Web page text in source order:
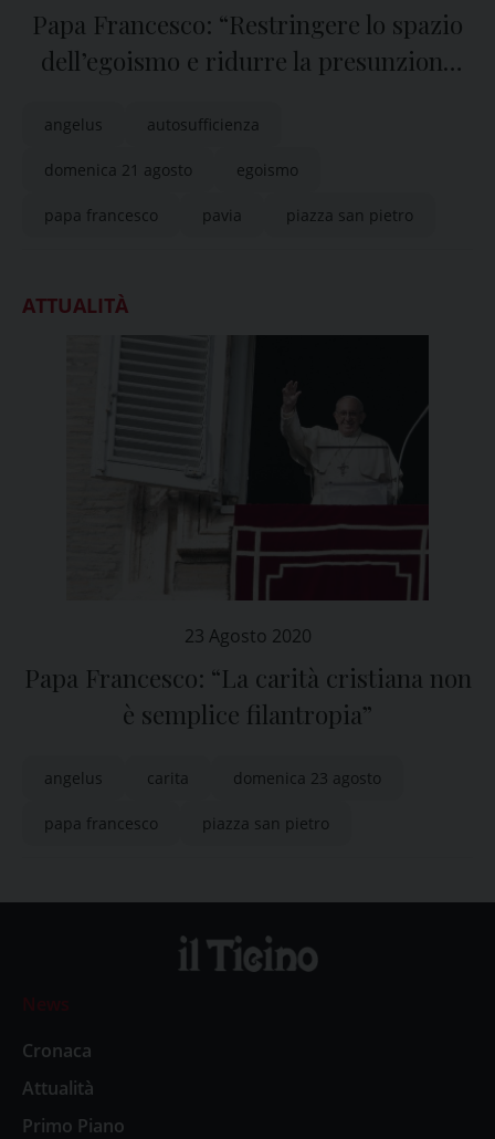
Papa Francesco: “Restringere lo spazio
dell’egoismo e ridurre la presunzione
angelus autosufficienza
domenica 21 agosto egoismo
papa francesco pavia piazza san pietro
ATTUALITÀ
23 Agosto 2020
Papa Francesco: “La carità cristiana non
è semplice filantropia”
angelus carita domenica 23 agosto
papa francesco piazza san pietro
News
Cronaca
Attualità
Primo Piano